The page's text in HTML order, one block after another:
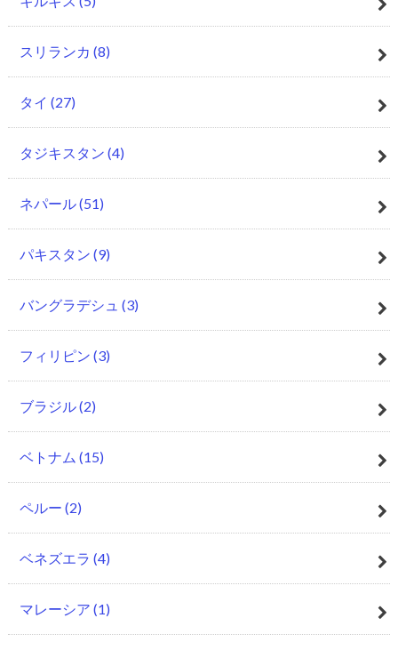
スリランカ (8)
タイ (27)
タジキスタン (4)
ネパール(51)
パキスタン (9)
バングラデシュ (3)
フィリピン (3)
ブラジル(2)
ベトナム (15)
ペルー (2)
ベネズエラ (4)
マレーシア (1)